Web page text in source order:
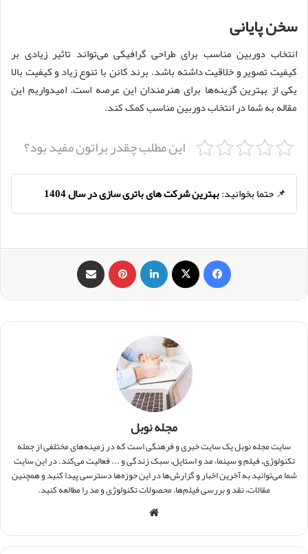
سخن پایانی
انتخاب دوربین مناسب برای طراحی گرافیکی می‌تواند تاثیر زیادی بر
کیفیت تصویر و خلاقیت داشته باشد. برند کانن با تنوع زیاد و کیفیت بالا
یکی از بهترین گزینه‌ها برای هنرمندان این عرصه است. امیدواریم این
مقاله به شما در انتخاب دوربین مناسب کمک کند.
این مطلب چقدر براتون مفید بود؟
📌 حتما بخوانید:بهترین شرکت های باتری سازی در سال 1404
فیس بوک ‫پین‌ترست
مجله نوبل
سایت مجله نوبل یک سایت خبری و فرهنگی است که در زمینه‌های مختلفی از جمله
تکنولوژی، فیلم و سینما، مد و استایل، سبک زندگی و ... فعالیت می‌کند. در این سایت
شما می‌توانید به آخرین اخبار و گزارش‌ها در این حوزه‌ها دسترسی پیدا کنید و همچنین
مقالات، نقد و بررسی فیلم‌ها، محصولات تکنولوژی و مد را مطالعه کنید.